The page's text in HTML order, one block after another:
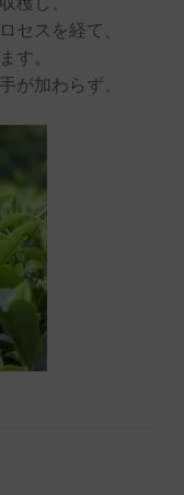
セスを経て、
す。
が加わらず、